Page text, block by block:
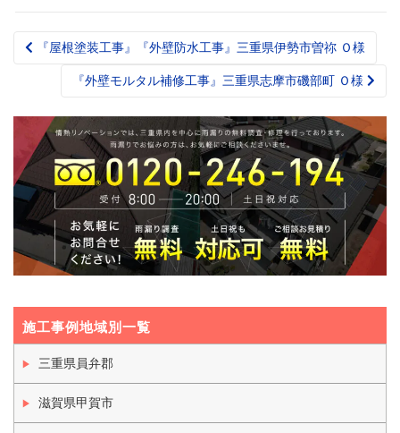
Post
navigation
『屋根塗装工事』『外壁防水工事』三重県伊勢市曽祢 Ｏ様
『外壁モルタル補修工事』三重県志摩市磯部町 Ｏ様
施工事例地域別一覧
三重県員弁郡
滋賀県甲賀市